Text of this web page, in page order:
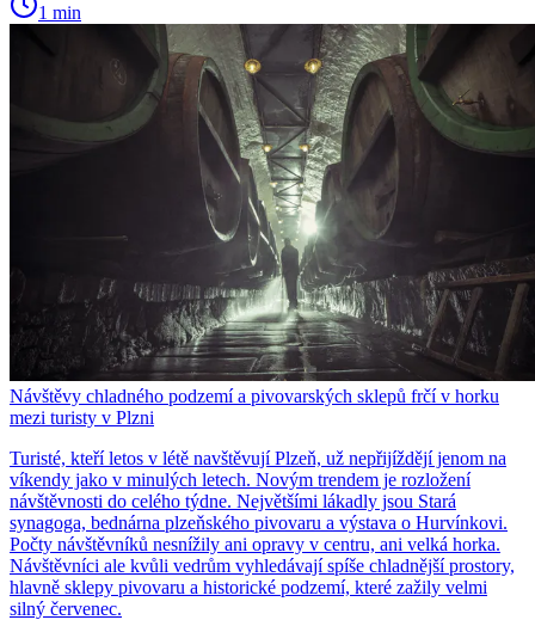
1 min
Návštěvy chladného podzemí a pivovarských sklepů frčí v horku
mezi turisty v Plzni
Turisté, kteří letos v létě navštěvují Plzeň, už nepřijíždějí jenom na
víkendy jako v minulých letech. Novým trendem je rozložení
návštěvnosti do celého týdne. Největšími lákadly jsou Stará
synagoga, bednárna plzeňského pivovaru a výstava o Hurvínkovi.
Počty návštěvníků nesnížily ani opravy v centru, ani velká horka.
Návštěvníci ale kvůli vedrům vyhledávají spíše chladnější prostory,
hlavně sklepy pivovaru a historické podzemí, které zažily velmi
silný červenec.